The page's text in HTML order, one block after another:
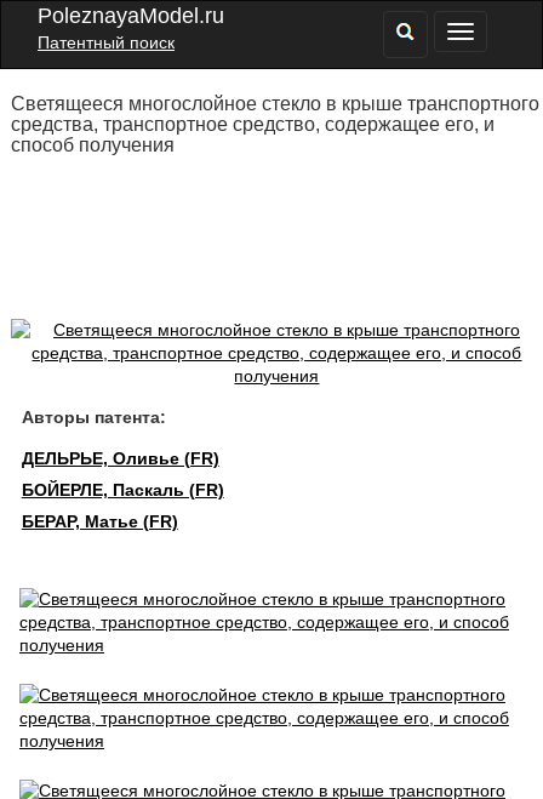
PoleznayaModel.ru
Патентный поиск
Светящееся многослойное стекло в крыше транспортного
средства, транспортное средство, содержащее его, и
способ получения
Авторы патента:
ДЕЛЬРЬЕ, Оливье (FR)
БОЙЕРЛЕ, Паскаль (FR)
БЕРАР, Матье (FR)